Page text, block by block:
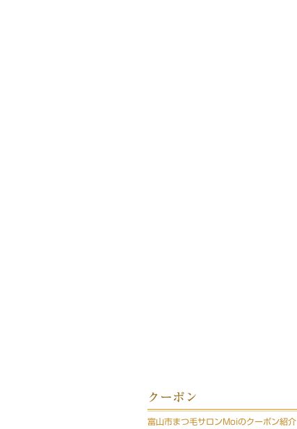
クーポン
富山市まつ毛サロンMoiのクーポン紹介